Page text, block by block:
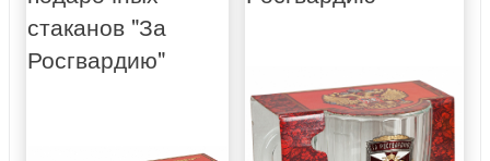
стаканов "За
Росгвардию"